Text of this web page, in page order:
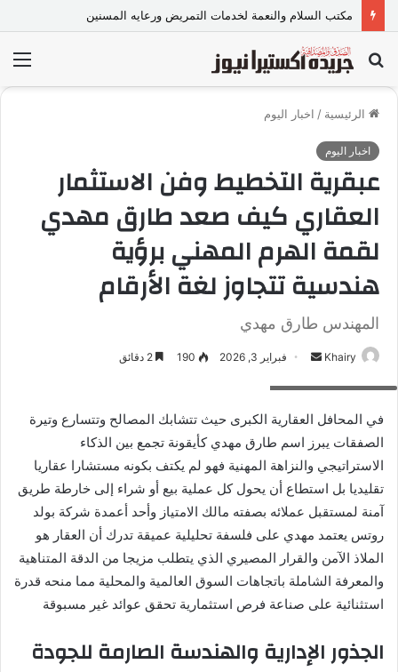
مكتب السلام والنعمة لخدمات التمريض ورعايه المسنين
بحث
عن
الرئيسية / اخبار اليوم
اخبار اليوم
عبقرية التخطيط وفن الاستثمار
العقاري كيف صعد طارق مهدي
لقمة الهرم المهني برؤية
هندسية تتجاوز لغة الأرقام
المهندس طارق مهدي
Khairy
ل
ر
ي
ت
و
فبراير 3, 2026 190
في المحافل العقارية الكبرى حيث تتشابك المصالح وتتسارع وتيرة
الصفقات يبرز اسم طارق مهدي كأيقونة تجمع بين الذكاء
الاستراتيجي والنزاهة المهنية فهو لم يكتف بكونه مستشارا عقاريا
تقليديا بل استطاع أن يحول كل عملية بيع أو شراء إلى خارطة طريق
آمنة لمستقبل عملائه بصفته مالك الامتياز وأحد أعمدة شركة بولد
روتس يعتمد مهدي على فلسفة تحليلية عميقة تدرك أن العقار هو
الملاذ الآمن والقرار المصيري الذي يتطلب مزيجا من الدقة المتناهية
والمعرفة الشاملة باتجاهات السوق العالمية والمحلية مما منحه قدرة
استثنائية على صناعة فرص استثمارية تحقق عوائد غير مسبوقة
الجذور الإدارية والهندسة الصارمة للجودة